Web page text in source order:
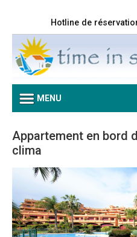
Hotline de
MENU
Appartement en bord
clima